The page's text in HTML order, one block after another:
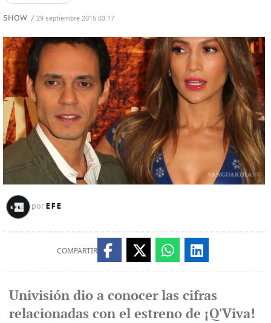
SHOW / 29 septiembre 2015 03:17
por EFE
COMPARTIR
Univisión dio a conocer las cifras
relacionadas con el estreno de ¡Q'Viva!